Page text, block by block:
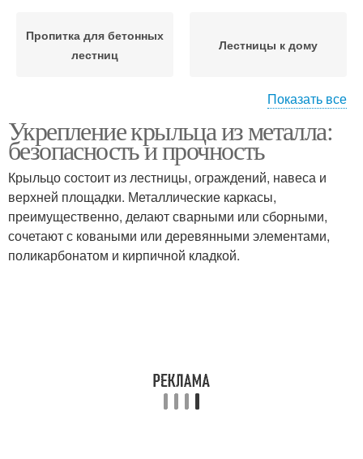
Пропитка для бетонных
лестниц
Лестницы к дому
уход
Показать все
Укрепление крыльца из металла:
безопасность и прочность
Крыльцо состоит из лестницы, ограждений, навеса и
верхней площадки. Металлические каркасы,
преимущественно, делают сварными или сборными,
сочетают с коваными или деревянными элементами,
поликарбонатом и кирпичной кладкой.